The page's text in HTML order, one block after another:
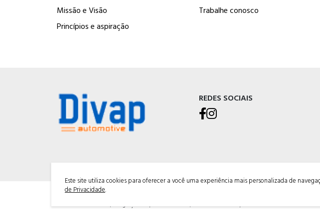
Missão e Visão
Princípios e aspiração
Trabalhe conosco
REDES SOCIAIS
DIVAP AUTOPEÇAS LTDA
Este site utiliza cookies para oferecer a você uma experiência mais personalizada de
de Privacidade.